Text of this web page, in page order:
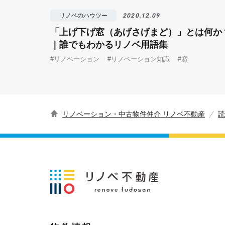
リノベのハウツー 2020.12.09
「上げ下げ窓（あげさげまど）」とは何か
｜誰でもわかるリノベ用語集
#リノベーション #リノベーション知識 #窓
リノベーション・中古物件仲介 リノベ不動産